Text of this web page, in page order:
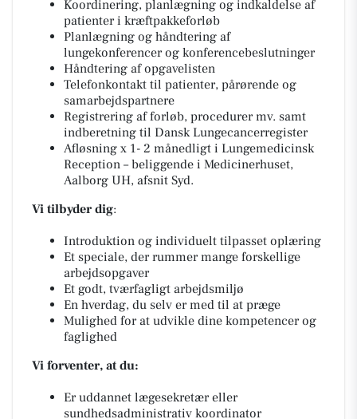
Koordinering, planlægning og indkaldelse af
patienter i kræftpakkeforløb
Planlægning og håndtering af
lungekonferencer og konferencebeslutninger
Håndtering af opgavelisten
Telefonkontakt til patienter, pårørende og
samarbejdspartnere
Registrering af forløb, procedurer mv. samt
indberetning til Dansk Lungecancerregister
Afløsning x 1- 2 månedligt i Lungemedicinsk
Reception – beliggende i Medicinerhuset,
Aalborg UH, afsnit Syd.
Vi tilbyder dig:
Introduktion og individuelt tilpasset oplæring
Et speciale, der rummer mange forskellige
arbejdsopgaver
Et godt, tværfagligt arbejdsmiljø
En hverdag, du selv er med til at præge
Mulighed for at udvikle dine kompetencer og
faglighed
Vi forventer, at du:
Er uddannet lægesekretær eller
sundhedsadministrativ koordinator